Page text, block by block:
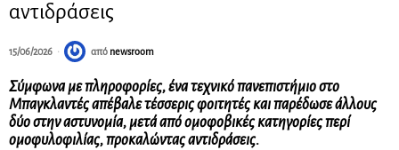
αντιδράσεις
15/06/2026 από newsroom
Σύμφωνα με πληροφορίες, ένα τεχνικό πανεπιστήμιο στο
Μπαγκλαντές απέβαλε τέσσερις φοιτητές και παρέδωσε άλλους
δύο στην αστυνομία, μετά από ομοφοβικές κατηγορίες περί
ομοφυλοφιλίας, προκαλώντας αντιδράσεις.